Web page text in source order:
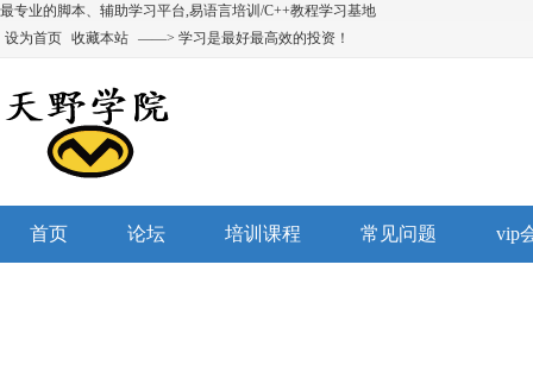
最专业的脚本、辅助学习平台,易语言培训/C++教程学习基地
设为首页 收藏本站 ——> 学习是最好最高效的投资！
首页 论坛 培训课程 常见问题 vip